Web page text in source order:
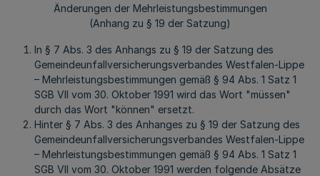
Änderungen der Mehrleistungsbestimmungen
(Anhang zu § 19 der Satzung)
In § 7 Abs. 3 des Anhangs zu § 19 der Satzung des
Gemeindeunfallversicherungsverbandes Westfalen-Lippe
– Mehrleistungsbestimmungen gemäß § 94 Abs. 1 Satz 1
SGB VII vom 30. Oktober 1991 wird das Wort "müssen"
durch das Wort "können" ersetzt.
Hinter § 7 Abs. 3 des Anhanges zu § 19 der Satzung des
Gemeindeunfallversicherungsverbandes Westfalen-Lippe
– Mehrleistungsbestimmungen gemäß § 94 Abs. 1 Satz 1
SGB VII vom 30. Oktober 1991 werden folgende Absätze